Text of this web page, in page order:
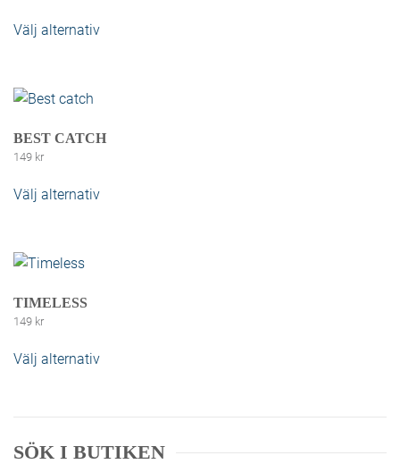
Välj alternativ
BEST CATCH
149 kr
Välj alternativ
TIMELESS
149 kr
Välj alternativ
SÖK I BUTIKEN